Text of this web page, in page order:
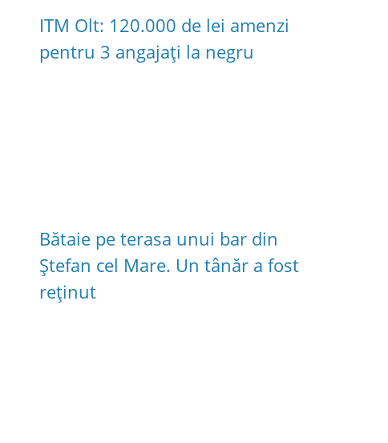
ITM Olt: 120.000 de lei amenzi
pentru 3 angajați la negru
Bătaie pe terasa unui bar din
Ștefan cel Mare. Un tânăr a fost
reținut